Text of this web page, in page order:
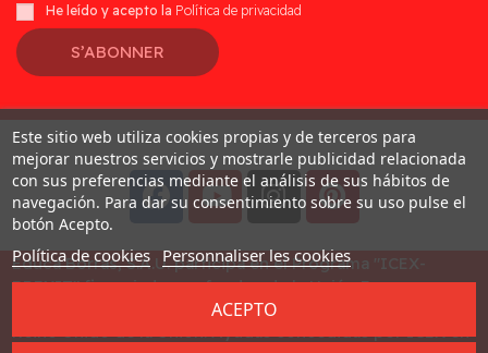
He leído y acepto la Política de privacidad
S’ABONNER
Desarrollado porAddis
Educa Borras, S.A.U. participa en el Programa "ICEX-
BREXIT" financiado por fondos de la Unión Europea, para
mitigar las consecuencias adversas de la retirada del
Este sitio web utiliza cookies propias y de terceros para
mejorar nuestros servicios y mostrarle publicidad relacionada
con sus preferencias mediante el análisis de sus hábitos de
navegación. Para dar su consentimiento sobre su uso pulse el
botón Acepto.
Política de cookies Personnaliser les cookies
ACEPTO